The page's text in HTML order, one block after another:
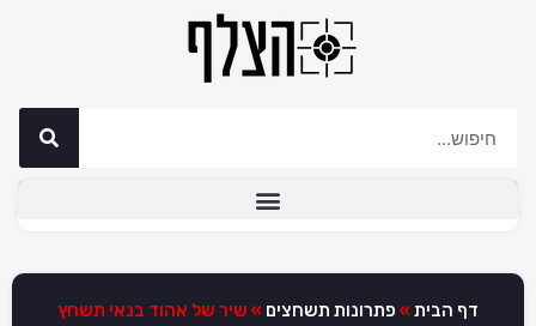
דף הבית » פתרונות תשחצים » שיר של אהוד בנאי תשחץ